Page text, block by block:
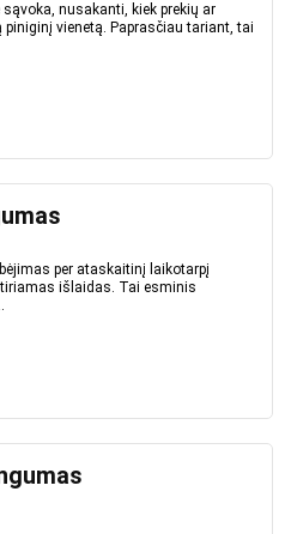
nusakanti, kiek prekių ar
vienetą. Paprasčiau tariant, tai
per ataskaitinį laikotarpį
išlaidas. Tai esminis